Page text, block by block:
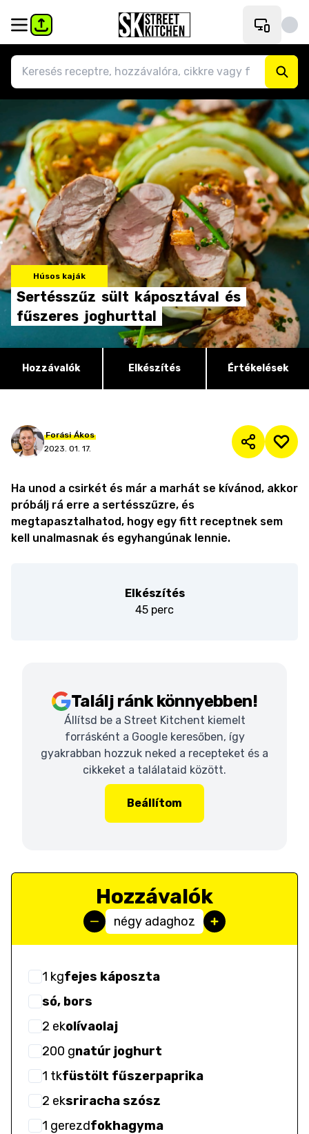
Húsos kaják
Sertésszűz sült káposztával és
fűszeres joghurttal
Hozzávalók Elkészítés Értékelések
Forási Ákos
2023. 01. 17.
Ha unod a csirkét és már a marhát se kívánod, akkor
próbálj rá erre a sertésszűzre, és
megtapasztalhatod, hogy egy fitt receptnek sem
kell unalmasnak és egyhangúnak lennie.
Elkészítés
45 perc
Találj ránk könnyebben!
Állítsd be a Street Kitchent kiemelt
forrásként a Google keresőben, így
gyakrabban hozzuk neked a recepteket és a
cikkeket a találataid között.
Beállítom
Hozzávalók
négy adaghoz
1 kgfejes káposzta
só, bors
2 ekolívaolaj
200 gnatúr joghurt
1 tkfüstölt fűszerpaprika
2 eksriracha szósz
1 gerezdfokhagyma